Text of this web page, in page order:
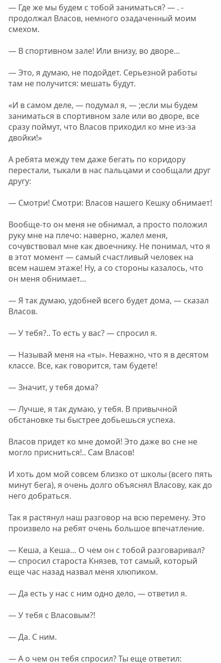
— Где же мы будем с тобой заниматься? — . -
продолжал Власов, немного озадаченный моим
смехом.
— В спортивном зале! Или внизу, во дворе…
— Это, я думаю, не подойдет. Серьезной работы
там не получится: мешать будут.
«И в самом деле, — подумал я, — ;если мы будем
заниматься в спортивном зале или во дворе, все
сразу поймут, что Власов приходил ко мне из-за
двойки!»
А ребята между тем даже бегать по коридору
перестали, тыкали в нас пальцами и сообщали друг
другу:
— Смотри! Смотри: Власов нашего Кешку обнимает!
Вообще-то он меня не обнимал, а просто положил
руку мне на плечо: наверно, жалел меня,
сочувствовал мне как двоечнику. Не понимал, что я
в этот момент — самый счастливый человек на
всем нашем этаже! Ну, а со стороны казалось, что
он меня обнимает…
— Я так думаю, удобней всего будет дома, — сказал
Власов.
— У тебя?.. То есть у вас? — спросил я.
— Называй меня на «ты». Неважно, что я в десятом
классе. Все, как говорится, там будете!
— Значит, у тебя дома?
— Лучше, я так думаю, у тебя. В привычной
обстановке ты быстрее добьешься успеха.
Власов придет ко мне домой! Это даже во сне не
могло присниться!.. Сам Власов!
И хоть дом мой совсем близко от школы (всего пять
минут бега), я очень долго объяснял Власову, как до
него добраться.
Так я растянул наш разговор на всю перемену. Это
произвело на ребят очень большое впечатление.
— Кеша, а Кеша… О чем он с тобой разговаривал?
— спросил староста Князев, тот самый, который
еще час назад назвал меня хлюпиком.
— Да есть у нас с ним одно дело, — ответил я.
— У тебя с Власовым?!
— Да. С ним.
— А о чем он тебя спросил? Ты еще ответил: